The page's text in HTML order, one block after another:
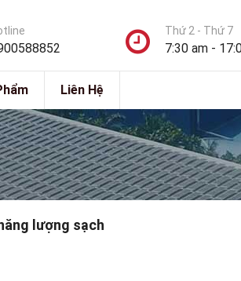
Thứ 2 - Thứ 7
7:30 am -
Liên Hệ
lượng sạch